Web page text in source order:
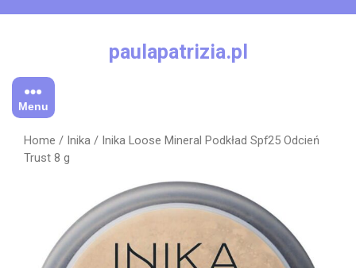
paulapatrizia.pl
Menu
Home / Inika / Inika Loose Mineral Podkład Spf25 Odcień
Trust 8 g